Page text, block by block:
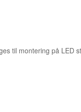
til montering på